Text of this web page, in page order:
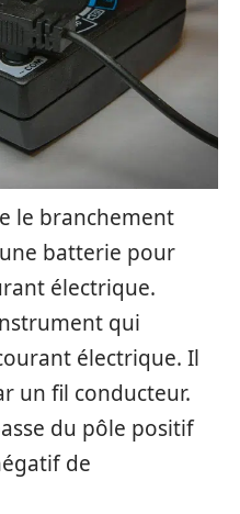
le branchement
batterie pour
électrique.
qui
électrique. Il
un fil conducteur.
du pôle positif
de